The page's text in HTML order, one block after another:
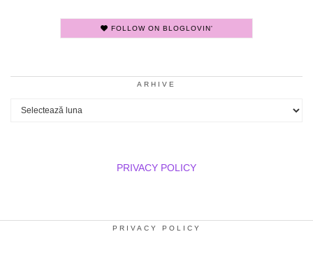
FOLLOW ON BLOGLOVIN'
ARHIVE
Arhive
PRIVACY POLICY
PRIVACY POLICY